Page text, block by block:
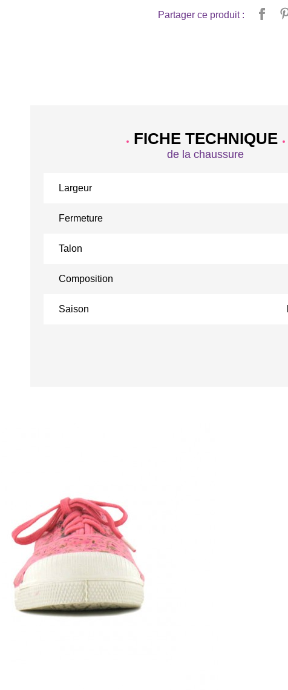
Partager ce produit :
FICHE TECHNIQUE
de la chaussure
Largeur
Fermeture
Talon
Composition
Saison